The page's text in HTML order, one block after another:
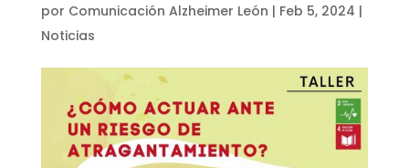
por Comunicación Alzheimer León | Feb 5, 2024 |
Noticias